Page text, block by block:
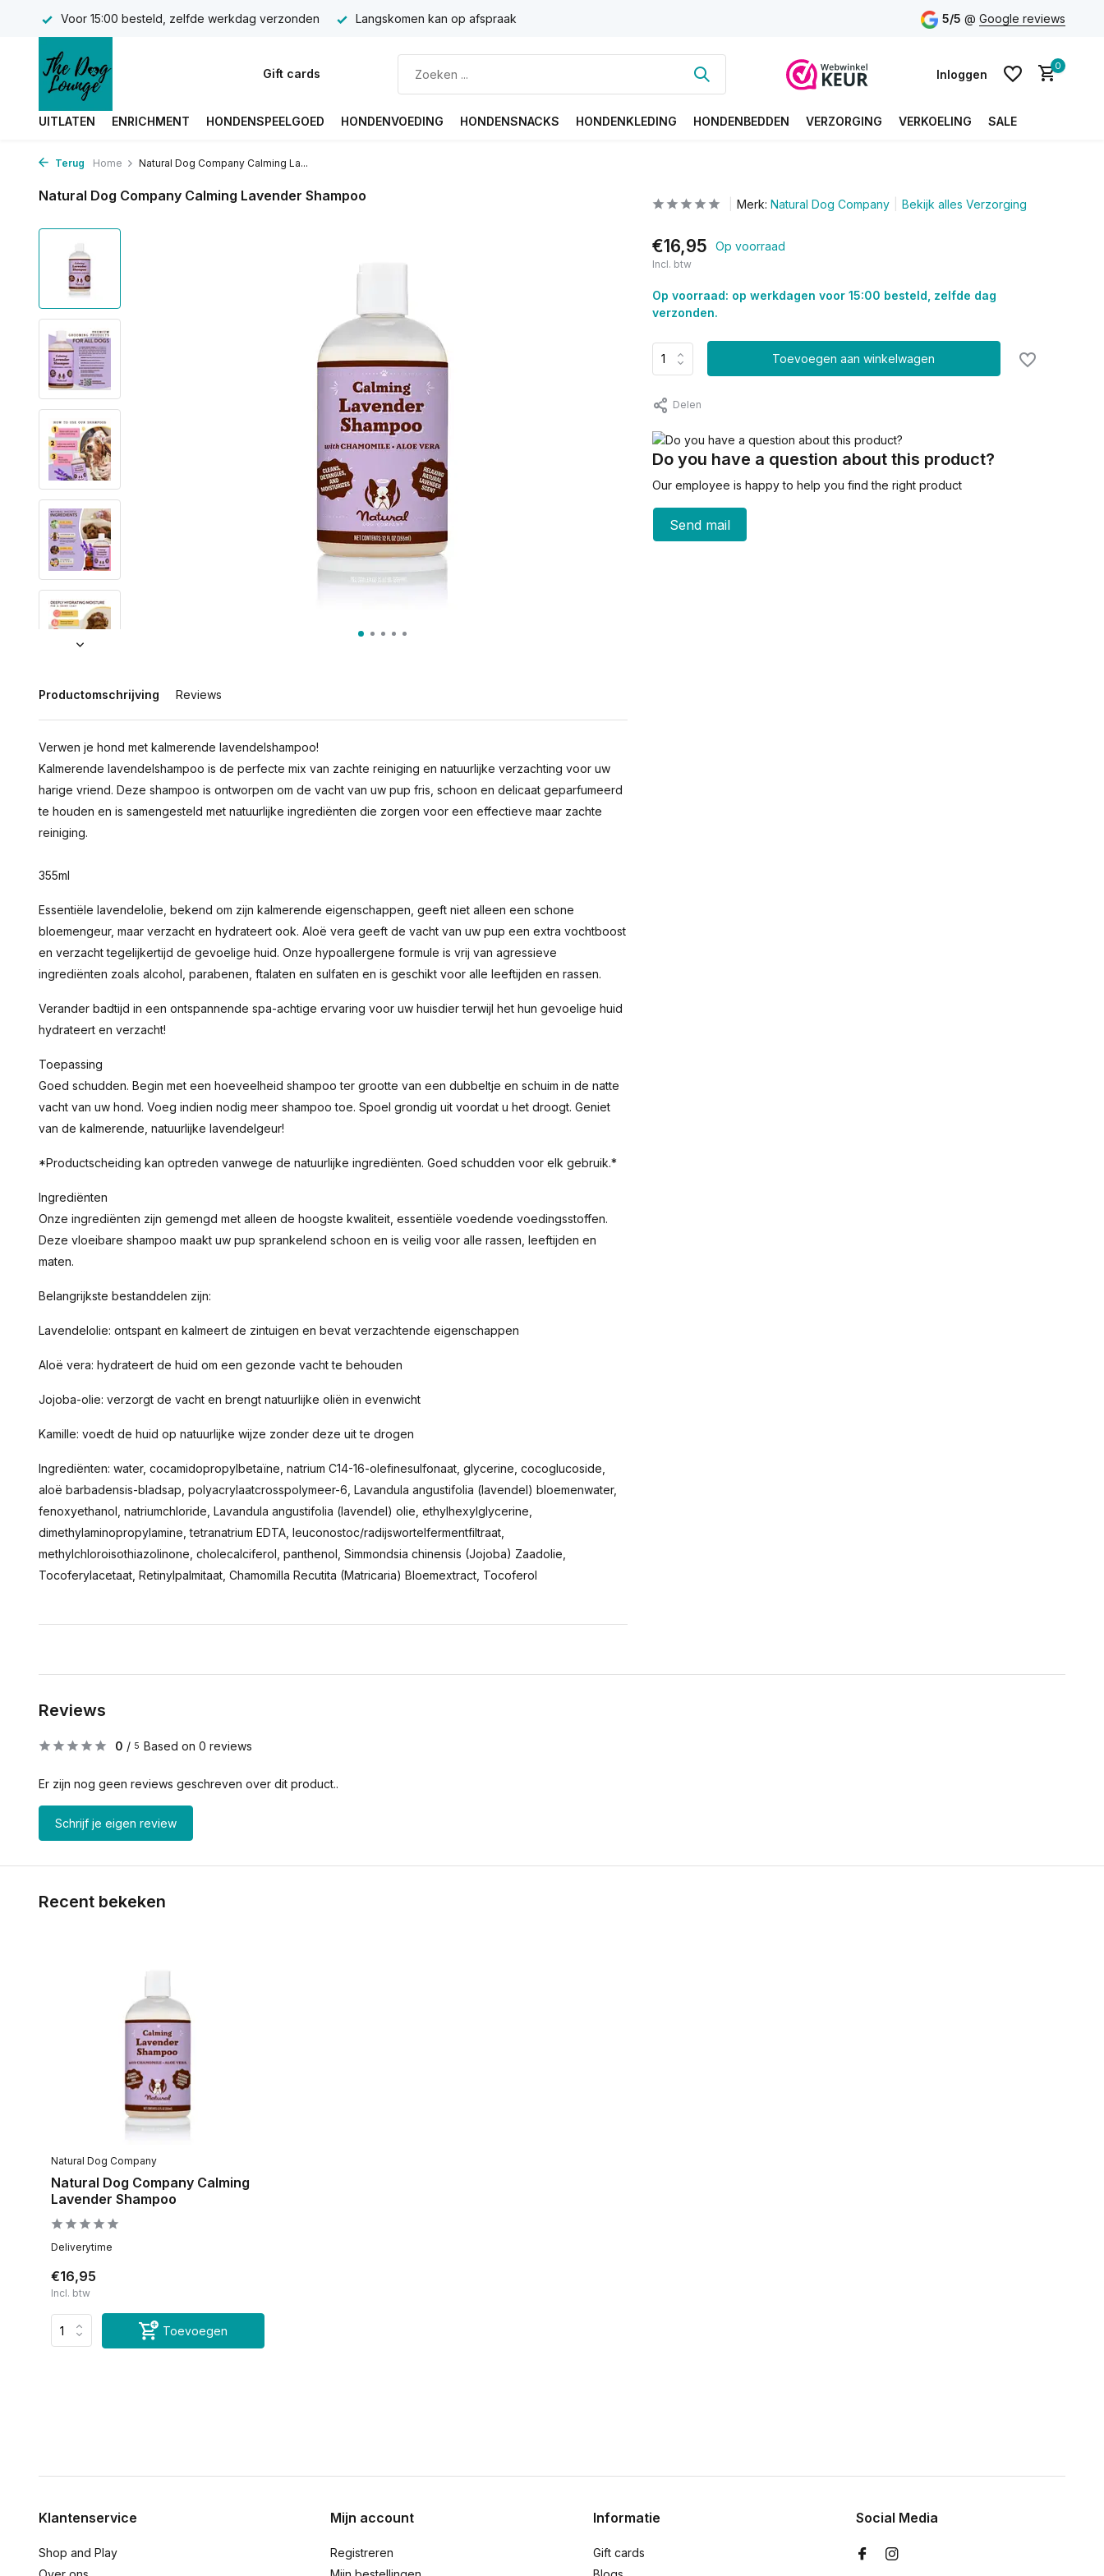
Voor 15:00 besteld, zelfde werkdag verzonden Langskomen kan op afspraak 5/5 @ Google reviews
Gift cards Inloggen
0
UITLATEN ENRICHMENT HONDENSPEELGOED HONDENVOEDING HONDENSNACKS HONDENKLEDING HONDENBEDDEN VERZORGING VERKOELING SALE
Terug Home Natural Dog Company Calming La...
Natural Dog Company Calming Lavender Shampoo
Productomschrijving Reviews
Verwen je hond met kalmerende lavendelshampoo!
Kalmerende lavendelshampoo is de perfecte mix van zachte reiniging en natuurlijke verzachting voor uw
harige vriend. Deze shampoo is ontworpen om de vacht van uw pup fris, schoon en delicaat geparfumeerd
te houden en is samengesteld met natuurlijke ingrediënten die zorgen voor een effectieve maar zachte
reiniging.
355ml
Essentiële lavendelolie, bekend om zijn kalmerende eigenschappen, geeft niet alleen een schone
bloemengeur, maar verzacht en hydrateert ook. Aloë vera geeft de vacht van uw pup een extra vochtboost
en verzacht tegelijkertijd de gevoelige huid. Onze hypoallergene formule is vrij van agressieve
ingrediënten zoals alcohol, parabenen, ftalaten en sulfaten en is geschikt voor alle leeftijden en rassen.
Verander badtijd in een ontspannende spa-achtige ervaring voor uw huisdier terwijl het hun gevoelige huid
hydrateert en verzacht!
Toepassing
Goed schudden. Begin met een hoeveelheid shampoo ter grootte van een dubbeltje en schuim in de natte
vacht van uw hond. Voeg indien nodig meer shampoo toe. Spoel grondig uit voordat u het droogt. Geniet
van de kalmerende, natuurlijke lavendelgeur!
*Productscheiding kan optreden vanwege de natuurlijke ingrediënten. Goed schudden voor elk gebruik.*
Ingrediënten
Onze ingrediënten zijn gemengd met alleen de hoogste kwaliteit, essentiële voedende voedingsstoffen.
Deze vloeibare shampoo maakt uw pup sprankelend schoon en is veilig voor alle rassen, leeftijden en
maten.
Belangrijkste bestanddelen zijn:
Lavendelolie: ontspant en kalmeert de zintuigen en bevat verzachtende eigenschappen
Aloë vera: hydrateert de huid om een ​​gezonde vacht te behouden
Jojoba-olie: verzorgt de vacht en brengt natuurlijke oliën in evenwicht
Kamille: voedt de huid op natuurlijke wijze zonder deze uit te drogen
Ingrediënten: water, cocamidopropylbetaïne, natrium C14-16-olefinesulfonaat, glycerine, cocoglucoside,
aloë barbadensis-bladsap, polyacrylaatcrosspolymeer-6, Lavandula angustifolia (lavendel) bloemenwater,
fenoxyethanol, natriumchloride, Lavandula angustifolia (lavendel) olie, ethylhexylglycerine,
dimethylaminopropylamine, tetranatrium EDTA, leuconostoc/radijswortelfermentfiltraat,
methylchloroisothiazolinone, cholecalciferol, panthenol, Simmondsia chinensis (Jojoba) Zaadolie,
Tocoferylacetaat, Retinylpalmitaat, Chamomilla Recutita (Matricaria) Bloemextract, Tocoferol
Merk: Natural Dog Company Bekijk alles Verzorging
€16,95 Op voorraad
Incl. btw
Op voorraad: op werkdagen voor 15:00 besteld, zelfde dag
verzonden.
Toevoegen aan winkelwagen
Delen
Do you have a question about this product?
Our employee is happy to help you find the right product
Send mail
Reviews
0 / 5 Based on 0 reviews
Er zijn nog geen reviews geschreven over dit product..
Schrijf je eigen review
Recent bekeken
Natural Dog Company
Natural Dog Company Calming
Lavender Shampoo
Deliverytime
€16,95
Incl. btw
Toevoegen
Klantenservice
Shop and Play
Mijn account
Registreren
Informatie
Gift cards
Social Media